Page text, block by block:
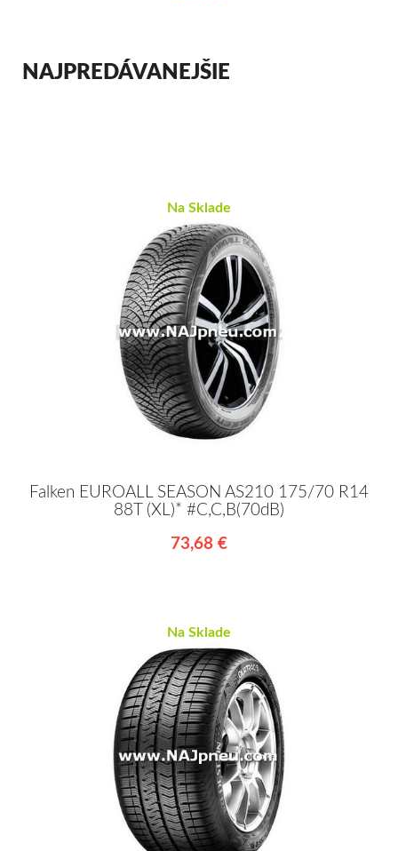
NAJPREDÁVANEJŠIE
Na Sklade
Falken EUROALL SEASON AS210 175/70 R14
88T (XL)* #C,C,B(70dB)
73,68 €
Na Sklade